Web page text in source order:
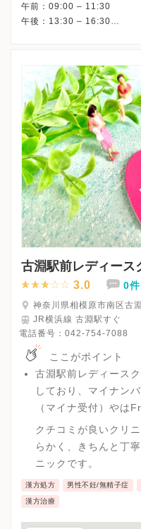
午前：09:00 – 11:30
午後：13:30 – 16:30
古淵駅前レディース
3.0 0件
神奈川県相模原市南区古
JR横浜線 古淵駅すぐ
電話番号： 042-754-7088
ここがポイント
古淵駅前レディース
しており、マイナン
（マイナ受付）やは
っておりスムーズに
す。
クチコミが良いクリ
らかく、きちんと丁
ニックです。
漢方処方 男性不妊/無精子症
漢方治療